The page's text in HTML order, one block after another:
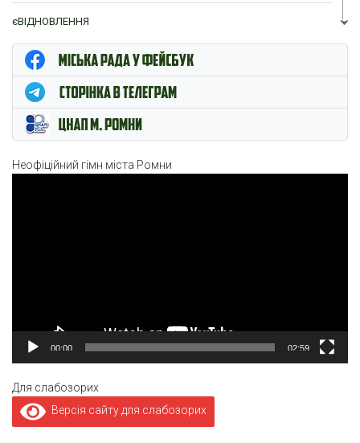
єВІДНОВЛЕННЯ
ЦНАП м. Ромни
Неофіційний гімн міста Ромни
00:00 02:59
Для слабозорих
Версія сайту для слабозорих